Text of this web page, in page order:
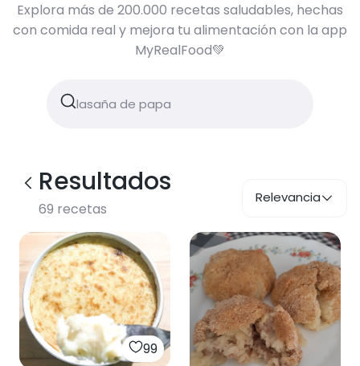
Explora más de 200.000 recetas saludables, hechas
con comida real y mejora tu alimentación con la app
MyRealFood💚
Resultados
69 recetas
Relevancia
99